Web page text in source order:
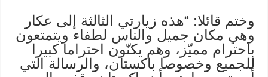
وختم قائلا: “هذه زيارتي الثالثة إلى عكار
وهي مكان جميل والناس لطفاء ويتمتعون
باحترام مميّز، وهم يكنّون احتراما كبيرا
للجميع وخصوصا باكستان، والرسالة التي